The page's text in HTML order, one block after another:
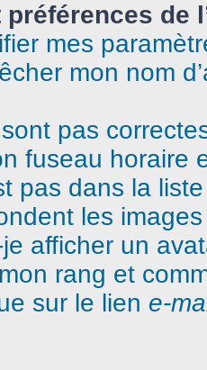
préférences de
mes
mon nom
pas
fuseau horaire
pas dans la
les
afficher un
rang et
sur le lien e-